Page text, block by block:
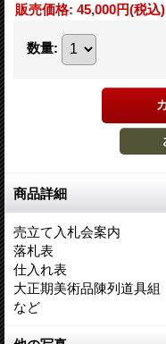
販売価格: 45,000円(税込)
数量:
商品詳細
売立て入札会案内
落札表
仕入れ表
大正期美術品陳列道具組
など